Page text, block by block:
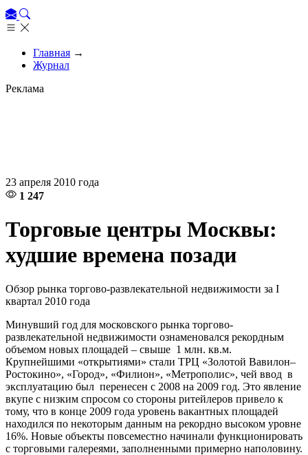
Главная →
Журнал
Реклама
23 апреля 2010 года
1 247
Торговые центры Москвы:
худшие времена позади
Обзор рынка торгово-развлекательной недвижимости за I
квартал 2010 года
Минувший год для московского рынка торгово-
развлекательной недвижимости ознаменовался рекордным
объемом новых площадей – свыше 1 млн. кв.м.
Крупнейшими «открытиями» стали ТРЦ «Золотой Вавилон–
Ростокино», «Город», «Филион», «Метрополис», чей ввод в
эксплуатацию был перенесен с 2008 на 2009 год. Это явление
вкупе с низким спросом со стороны ритейлеров привело к
тому, что в конце 2009 года уровень вакантных площадей
находился по некоторым данным на рекордно высоком уровне
16%. Новые объекты повсеместно начинали функционировать
с торговыми галереями, заполненными примерно наполовину.